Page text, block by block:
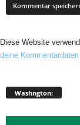
Diese Website
deine
Washngton: